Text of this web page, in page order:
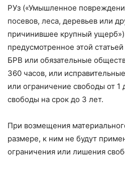
РУз («Умышленное
посевов, леса, деревьев или
причинившее крупный
предусмотренное этой
БРВ или обязательные
360 часов, или
или ограничение свободы от
свободы на срок до 3 лет.
При возмещения
размере, к ним не будут
ограничения или лишения